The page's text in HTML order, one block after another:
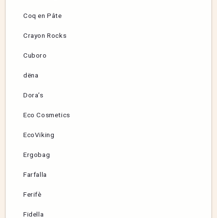
Coq en Pâte
Crayon Rocks
Cuboro
dëna
Dora’s
Eco Cosmetics
EcoViking
Ergobag
Farfalla
Ferifè
Fidella